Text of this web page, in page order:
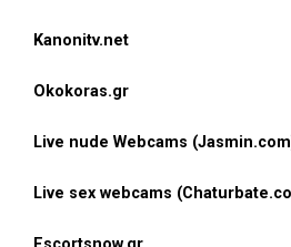
Kanonitv.net
Okokoras.gr
Live nude Webcams
Live sex webcams